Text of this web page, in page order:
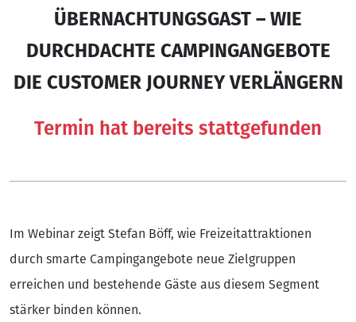
ÜBERNACHTUNGSGAST – WIE
DURCHDACHTE CAMPINGANGEBOTE
DIE CUSTOMER JOURNEY VERLÄNGERN
Termin hat bereits stattgefunden
Im Webinar zeigt Stefan Böff, wie Freizeitattraktionen
durch smarte Campingangebote neue Zielgruppen
erreichen und bestehende Gäste aus diesem Segment
stärker binden können.